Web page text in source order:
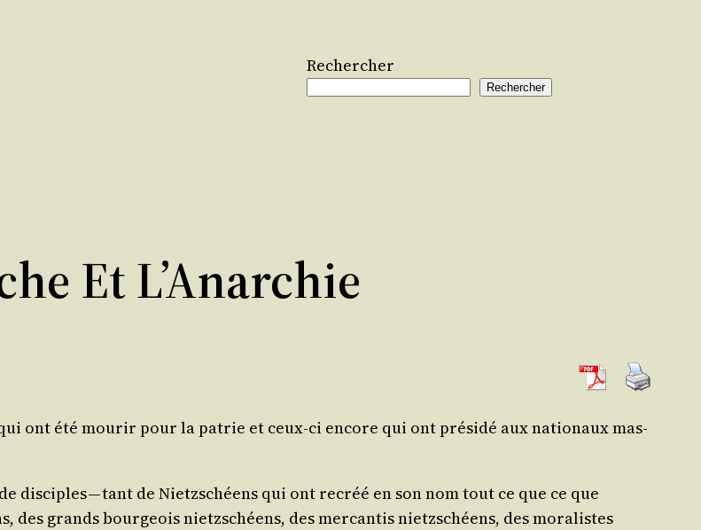
Rechercher
Rechercher
Et L’Anarchie
qui ont été mou­rir pour la patrie et ceux-ci encore qui ont pré­si­dé aux natio­naux mas­
dis­ciples — tant de Nietz­schéens qui ont recréé en son nom tout ce que ce que
grands bour­geois nietz­schéens, des mer­can­tis nietz­schéens, des mora­listes